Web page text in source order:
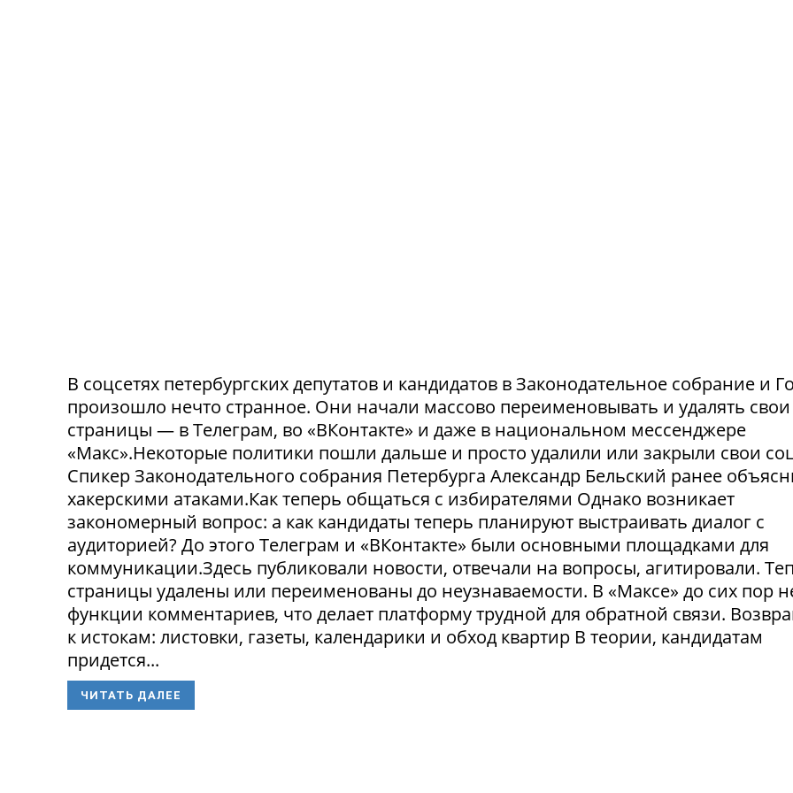
В соцсетях петербургских депутатов и кандидатов в Законодательное собрание и
произошло нечто странное. Они начали массово переименовывать и удалять свои
страницы — в Телеграм, во «ВКонтакте» и даже в национальном мессенджере
«Макс».Некоторые политики пошли дальше и просто удалили или закрыли свои
Спикер Законодательного собрания Петербурга Александр Бельский ранее
хакерскими атаками.Как теперь общаться с избирателями Однако возникает
закономерный вопрос: а как кандидаты теперь планируют выстраивать диалог с
аудиторией? До этого Телеграм и «ВКонтакте» были основными площадками для
коммуникации.Здесь публиковали новости, отвечали на вопросы, агитировали.
страницы удалены или переименованы до неузнаваемости. В «Максе» до сих пор
функции комментариев, что делает платформу трудной для обратной связи.
к истокам: листовки, газеты, календарики и обход квартир В теории, кандидатам
придется...
ЧИТАТЬ ДАЛЕЕ